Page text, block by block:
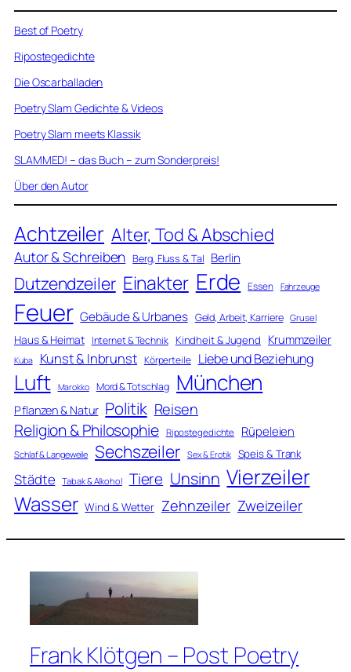
Best of Poetry
Ripostegedichte
Die Oscarballaden
Poetry Slam Gedichte & Videos
Poetry Slam meets Klassik
SLAMMED! – das Buch – zum Sonderpreis!
Über den Autor
Achtzeiler Alter, Tod & Abschied
Autor & Schreiben Berg, Fluss & Tal Berlin
Dutzendzeiler Einakter Erde Essen Fahrzeuge
Feuer Gebäude & Urbanes Geld, Arbeit, Karriere Grusel
Haus & Heimat Internet & Technik Kindheit & Jugend Krummzeiler
Kuba Kunst & Inbrunst Körperteile Liebe und Beziehung
Luft Marokko Mord & Totschlag München
Pflanzen & Natur Politik Reisen
Religion & Philosophie Ripostegedichte Rüpeleien
Schlaf & Langeweile Sechszeiler Sex & Erotik Speis & Trank
Städte Tabak & Alkohol Tiere Unsinn Vierzeiler
Wasser Wind & Wetter Zehnzeiler Zweizeiler
Frank Klötgen – Post Poetry